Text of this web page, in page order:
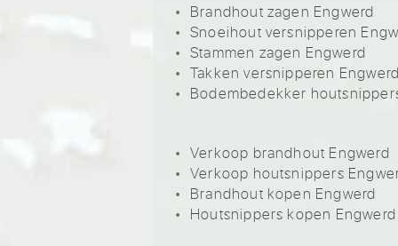
Brandhout zagen Engwerd
Snoeihout versnipperen
Stammen zagen Engwerd
Takken versnipperen Engwerd
Bodembedekker
Verkoop brandhout Engwerd
Verkoop houtsnippers
Brandhout kopen Engwerd
Houtsnippers kopen Engwerd